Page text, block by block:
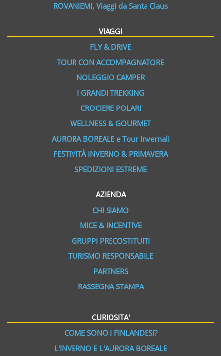
ROVANIEMI, Viaggi da Santa Claus
VIAGGI
FLY & DRIVE
TOUR CON ACCOMPAGNATORE
NOLEGGIO CAMPER
I GRANDI TREKKING
CROCIERE POLARI
WELLNESS & GOURMET
AURORA BOREALE e Tour Invernali
FESTIVITÀ INVERNO & PRIMAVERA
SPEDIZIONI ESTREME
AZIENDA
CHI SIAMO
MICE & INCENTIVE
GRUPPI PRECOSTITUITI
TURISMO RESPONSABILE
PARTNERS
RASSEGNA STAMPA
CURIOSITA'
COME SONO I FINLANDESI?
L'INVERNO E L'AURORA BOREALE